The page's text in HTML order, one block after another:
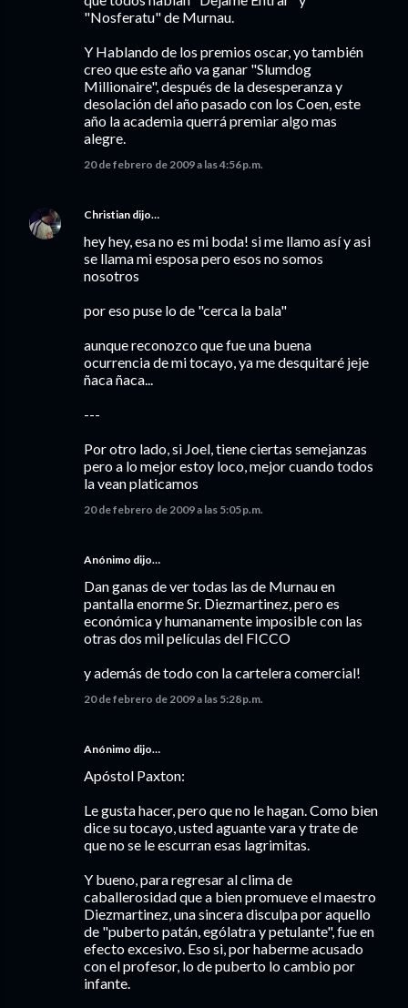
"Nosferatu" de Murnau.
Y Hablando de los premios oscar, yo también
creo que este año va ganar "Slumdog
Millionaire", después de la desesperanza y
desolación del año pasado con los Coen, este
año la academia querrá premiar algo mas
alegre.
20 de febrero de 2009 a las 4:56 p.m.
Christian dijo…
hey hey, esa no es mi boda! si me llamo así y asi
se llama mi esposa pero esos no somos
nosotros
por eso puse lo de "cerca la bala"
aunque reconozco que fue una buena
ocurrencia de mi tocayo, ya me desquitaré jeje
ñaca ñaca...
---
Por otro lado, si Joel, tiene ciertas semejanzas
pero a lo mejor estoy loco, mejor cuando todos
la vean platicamos
20 de febrero de 2009 a las 5:05 p.m.
Anónimo dijo…
Dan ganas de ver todas las de Murnau en
pantalla enorme Sr. Diezmartinez, pero es
económica y humanamente imposible con las
otras dos mil películas del FICCO
y además de todo con la cartelera comercial!
20 de febrero de 2009 a las 5:28 p.m.
Anónimo dijo…
Apóstol Paxton:
Le gusta hacer, pero que no le hagan. Como bien
dice su tocayo, usted aguante vara y trate de
que no se le escurran esas lagrimitas.
Y bueno, para regresar al clima de
caballerosidad que a bien promueve el maestro
Diezmartinez, una sincera disculpa por aquello
de "puberto patán, ególatra y petulante", fue en
efecto excesivo. Eso si, por haberme acusado
con el profesor, lo de puberto lo cambio por
infante.